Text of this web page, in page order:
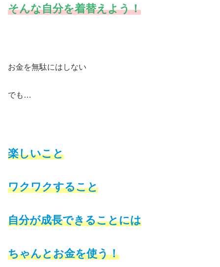
そんな自分を着替えよう！
お金を無駄にはしない
でも…
楽しいこと
ワクワクすること
自分が成長できることには
ちゃんとお金を使う！